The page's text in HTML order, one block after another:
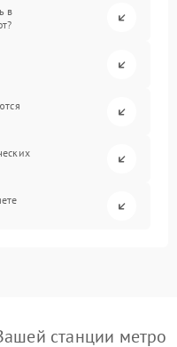
в
станции метро